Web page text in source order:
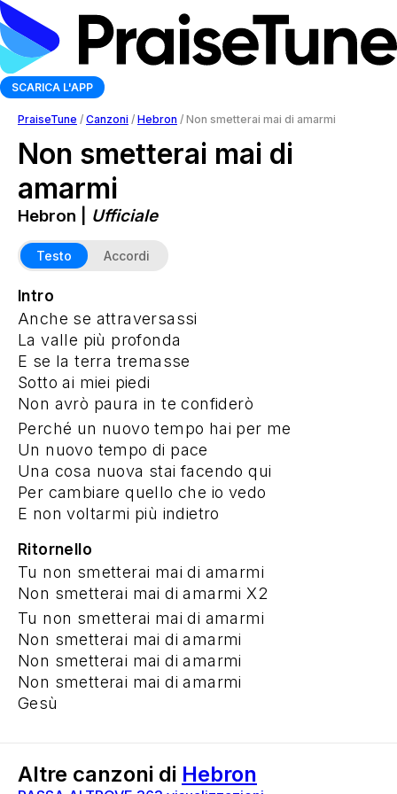
SCARICA L'APP
PraiseTune / Canzoni / Hebron / Non smetterai mai di amarmi
Non smetterai mai di
amarmi
Hebron | Ufficiale
Testo Accordi
Intro
Anche se attraversassi
La valle più profonda
E se la terra tremasse
Sotto ai miei piedi
Non avrò paura in te confiderò
Perché un nuovo tempo hai per me
Un nuovo tempo di pace
Una cosa nuova stai facendo qui
Per cambiare quello che io vedo
E non voltarmi più indietro
Ritornello
Tu non smetterai mai di amarmi
Non smetterai mai di amarmi X2
Tu non smetterai mai di amarmi
Non smetterai mai di amarmi
Non smetterai mai di amarmi
Non smetterai mai di amarmi
Gesù
Altre canzoni di Hebron